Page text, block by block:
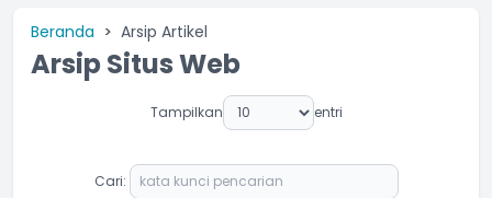
Beranda Arsip Artikel
Arsip Situs Web
Tampilkan entri
Cari: